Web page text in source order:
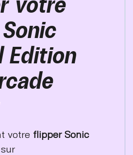
Edition
votre flipper Sonic
sur